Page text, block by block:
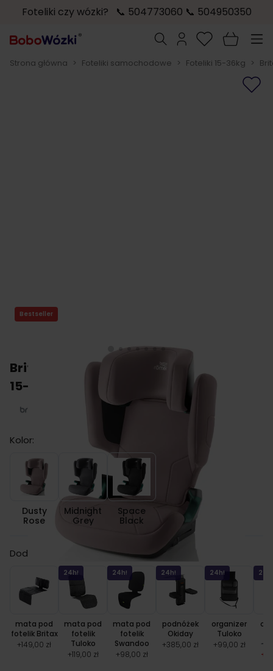
Foteliki czy wózki? 📞 504773060 📞 504950350
Szukaj
Strona główna > Foteliki samochodowe > Foteliki 15-36kg >
Britax HI-LINER fotelik samochodowy
15-36 kg z ISOFIX
Bestseller
Kolor:
Dusty Rose
Dusty
Rose
Midnight Grey
Midnight
Grey
Space Black
Space
Black
Dodatki (opcjonalne)
mata pod
fotelik Britax
+149,00 zł
24h!
mata pod
fotelik
Tuloko
+119,00 zł
24h!
mata pod
fotelik
Swandoo
+98,00 zł
24h!
podnóżek
Okiday
+385,00 zł
24h!
organizer
Tuloko
+99,00 zł
24h!
+
+